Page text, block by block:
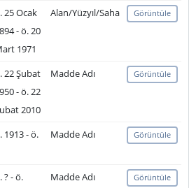
25 Ocak
- ö. 20
1971
Alan/Yüzyıl/Saha Görüntüle
22 Şubat
- ö. 22
2010
Madde Adı Görüntüle
1913 - ö.
Madde Adı Görüntüle
? - ö.
Madde Adı Görüntüle